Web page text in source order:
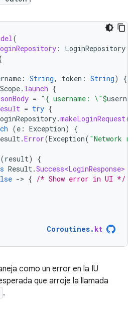
(
:
LoginRepository
: String, token : String)
{
. launch {
= "{ username: \"$
= try {
.makeLoginRequest(
(e : Exception)
{
.Error(Exception( "Network
(result)
{
Result.Success<LoginResponse>
-> { /* Show error in UI */
Coroutines. kt
como un error en la IU
que arroje la llamada
.